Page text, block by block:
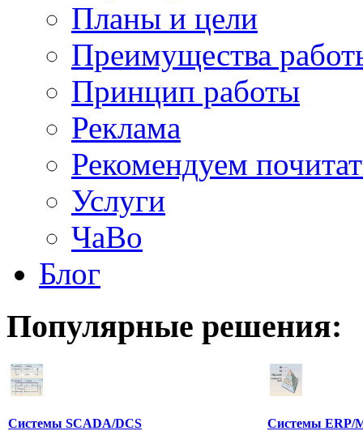
Планы и цели
Преимущества
Принцип работы
Реклама
Рекомендуем
Услуги
ЧаВо
Блог
Популярные решения:
Системы SCADA/DCS Системы ERP/